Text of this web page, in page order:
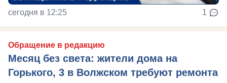
сегодня в 12:25 1
Обращение в редакцию
Месяц без света: жители дома на
Горького, 3 в Волжском требуют ремонта